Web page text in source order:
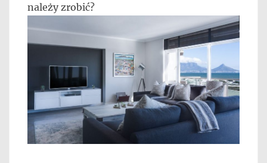
należy zrobić?